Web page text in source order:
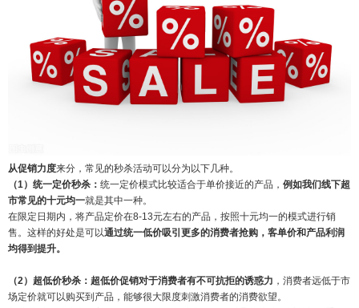
从促销力度来分，常见的秒杀活动可以分为以下几种。
（1）统一定价秒杀： 统一定价模式比较适合于单价接近的产品， 例如我们线下超
市常见的十元均一就是其中一种。
在限定日期内，将产品定价在8-13元左右的产品，按照十元均一的模式进行销
售。这样的好处是可以通过统一低价吸引更多的消费者抢购，客单价和产品利润
均得到提升。
（2）超低价秒杀：超低价促销对于消费者有不可抗拒的诱惑力 ，消费者远低于市
场定价就可以购买到产品，能够很大限度刺激消费者的消费欲望。